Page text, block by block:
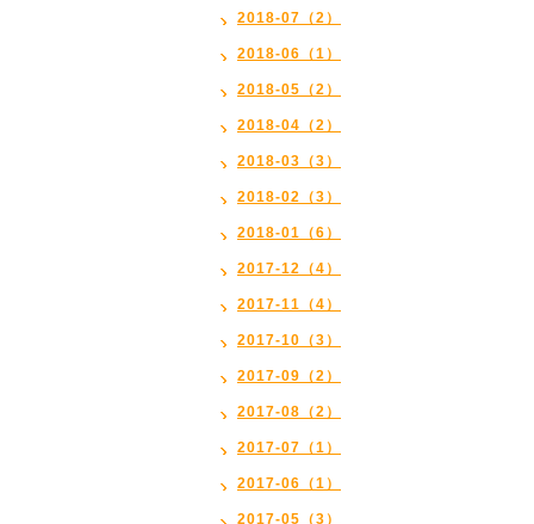
2018-07（2）
2018-06（1）
2018-05（2）
2018-04（2）
2018-03（3）
2018-02（3）
2018-01（6）
2017-12（4）
2017-11（4）
2017-10（3）
2017-09（2）
2017-08（2）
2017-07（1）
2017-06（1）
2017-05（3）